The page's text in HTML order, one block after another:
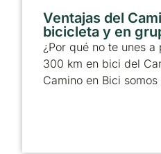
Ventajas del
bicicleta y en
¿Por qué no te unes
300 km en bici del
Camino en Bici